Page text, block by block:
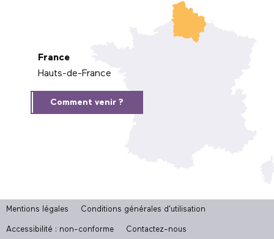
France
Hauts-de-France
Comment venir ?
Mentions légales Conditions générales d'utilisation
Accessibilité : non-conforme Contactez-nous